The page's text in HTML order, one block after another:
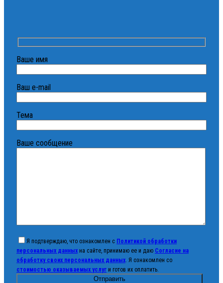
Ваше имя
Ваш e-mail
Тема
Ваше сообщение
Я подтверждаю, что ознакомлен с Политикой обработки
персональных данных на сайте, принимаю ее и даю Согласие на
обработку своих персональных данных. Я ознакомлен со
стоимостью оказываемых услуг и готов их оплатить.